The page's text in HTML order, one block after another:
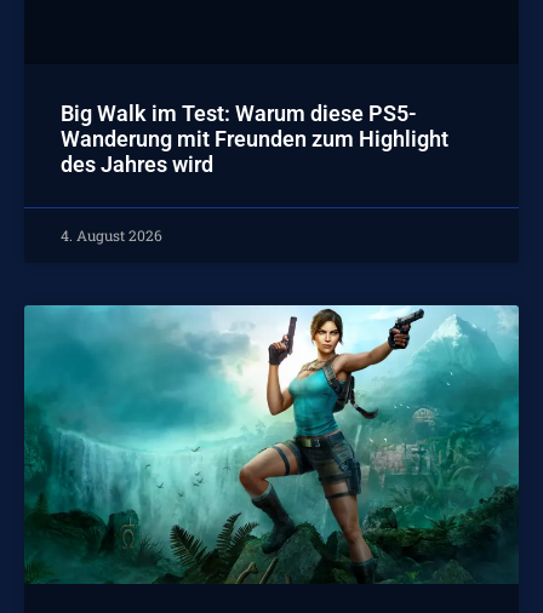
Big Walk im Test: Warum diese PS5-
Wanderung mit Freunden zum Highlight
des Jahres wird
4. August 2026